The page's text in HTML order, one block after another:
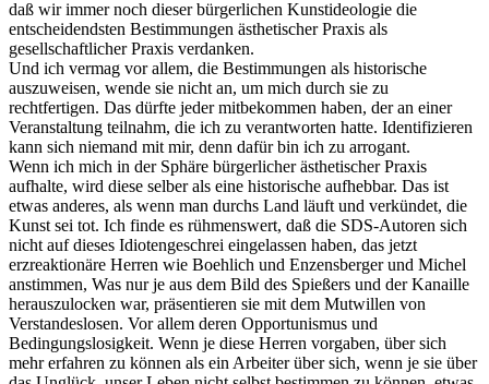
daß wir immer noch dieser bürgerlichen Kunstideologie die
entscheidendsten Bestimmungen ästhetischer Praxis als
gesellschaftlicher Praxis verdanken.
Und ich vermag vor allem, die Bestimmungen als historische
auszuweisen, wende sie nicht an, um mich durch sie zu
rechtfertigen. Das dürfte jeder mitbekommen haben, der an einer
Veranstaltung teilnahm, die ich zu verantworten hatte. Identifizieren
kann sich niemand mit mir, denn dafür bin ich zu arrogant.
Wenn ich mich in der Sphäre bürgerlicher ästhetischer Praxis
aufhalte, wird diese selber als eine historische aufhebbar. Das ist
etwas anderes, als wenn man durchs Land läuft und verkündet, die
Kunst sei tot. Ich finde es rühmenswert, daß die SDS-Autoren sich
nicht auf dieses Idiotengeschrei eingelassen haben, das jetzt
erzreaktionäre Herren wie Boehlich und Enzensberger und Michel
anstimmen, Was nur je aus dem Bild des Spießers und der Kanaille
herauszulocken war, präsentieren sie mit dem Mutwillen von
Verstandeslosen. Vor allem deren Opportunismus und
Bedingungslosigkeit. Wenn je diese Herren vorgaben, über sich
mehr erfahren zu können als ein Arbeiter über sich, wenn je sie über